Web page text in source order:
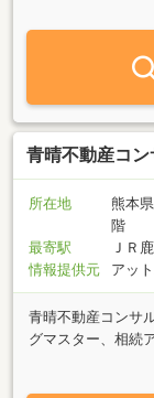
かなものになるよ
青晴不動産コン
所在地
熊本
階
最寄駅
ＪＲ
情報提供元
アッ
青晴不動産コンサ
グマスター、相続
とのネットワーク